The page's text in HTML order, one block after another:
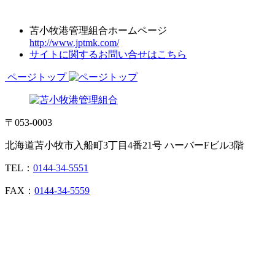
苫小牧港管理組合ホームページ
http://www.jptmk.com/
サイトに関するお問い合せはこちら
ページトップ
〒053-0003
北海道苫小牧市入船町3丁目4番21号 ハーバーFビル3階
TEL： 0144-34-5551
FAX： 0144-34-5559